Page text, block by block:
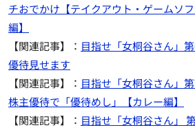
チおでかけ【テイクアウト・ゲームソ
編】
【関連記事】： 目指せ「女桐谷さん」
優待見せます
【関連記事】： 目指せ「女桐谷さん」
株主優待で「優待めし」【カレー編】
【関連記事】： 目指せ「女桐谷さん」